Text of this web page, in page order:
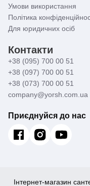
Умови використання
Політика
Для юридичних осіб
Контакти
+38 (095) 700 00 51
+38 (097) 700 00 51
+38 (073) 700 00 51
company@yorsh.com.ua
Приєднуйся до нас
Інтернет-магазин